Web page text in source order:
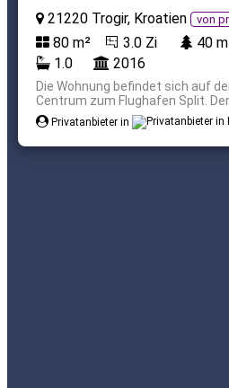
21220 Trogir, Kroatien von
80 m² 3.0 Zi 40
1.0
2016
Die Wohnung befindet sich auf
Centrum zum Flughafen Split.
Privatanbieter in